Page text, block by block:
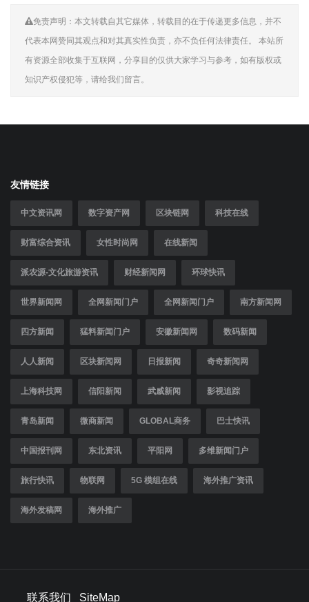
免责声明：本文转载自其它媒体，转载目的在于传递更多信息，并不
代表本网赞同其观点和对其真实性负责，亦不负任何法律责任。 本站所
有资源全部收集于互联网，分享目的仅供大家学习与参考，如有版权或
知识产权侵犯等，请给我们留言。
友情链接
中文资讯网 数字资产网 区块链网 科技在线
财富综合资讯 女性时尚网 在线新闻
派农源-文化旅游资讯 财经新闻网 环球快讯
世界新闻网 全网新闻门户 全网新闻门户 南方新闻网
四方新闻 猛料新闻门户 安徽新闻网 数码新闻
人人新闻 区块新闻网 日报新闻 奇奇新闻网
上海科技网 信阳新闻 武威新闻 影视追踪
青岛新闻 微商新闻 GLOBAL商务 巴士快讯
中国报刊网 东北资讯 平阳网 多维新闻门户
旅行快讯 物联网 5G 模组在线 海外推广资讯
海外发稿网 海外推广
联系我们 SiteMap